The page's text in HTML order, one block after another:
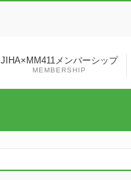
JIHA×MM411メンバーシップ
MEMBERSHIP